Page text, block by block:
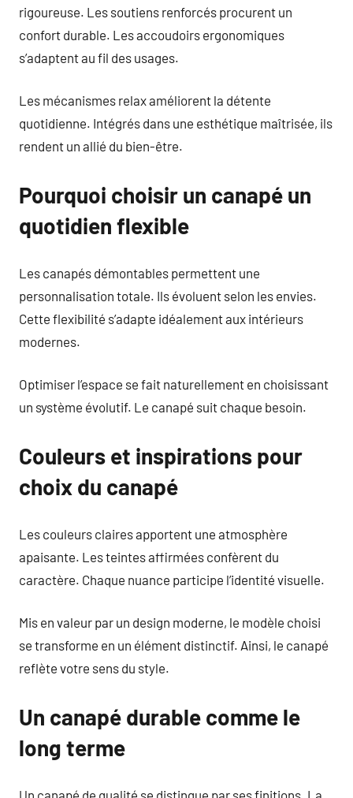
rigoureuse. Les soutiens renforcés procurent un
confort durable. Les accoudoirs ergonomiques
s’adaptent au fil des usages.
Les mécanismes relax améliorent la détente
quotidienne. Intégrés dans une esthétique maîtrisée, ils
rendent un allié du bien-être.
Pourquoi choisir un canapé un
quotidien flexible
Les canapés démontables permettent une
personnalisation totale. Ils évoluent selon les envies.
Cette flexibilité s’adapte idéalement aux intérieurs
modernes.
Optimiser l’espace se fait naturellement en choisissant
un système évolutif. Le canapé suit chaque besoin.
Couleurs et inspirations pour
choix du canapé
Les couleurs claires apportent une atmosphère
apaisante. Les teintes affirmées confèrent du
caractère. Chaque nuance participe l’identité visuelle.
Mis en valeur par un design moderne, le modèle choisi
se transforme en un élément distinctif. Ainsi, le canapé
reflète votre sens du style.
Un canapé durable comme le
long terme
Un canapé de qualité se distingue par ses finitions. La